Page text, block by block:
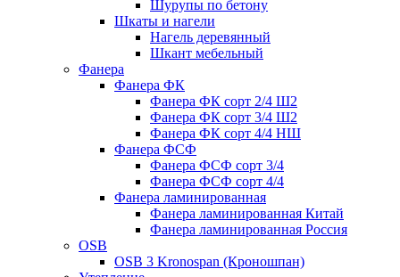
Шурупы по бетону
Шкаты и нагели
Нагель деревянный
Шкант мебельный
Фанера
Фанера ФК
Фанера ФК сорт 2/4 Ш2
Фанера ФК сорт 3/4 Ш2
Фанера ФК сорт 4/4 НШ
Фанера ФСФ
Фанера ФСФ сорт 3/4
Фанера ФСФ сорт 4/4
Фанера ламинированная
Фанера ламинированная Китай
Фанера ламинированная Россия
OSB
OSB 3 Kronospan (Кроношпан)